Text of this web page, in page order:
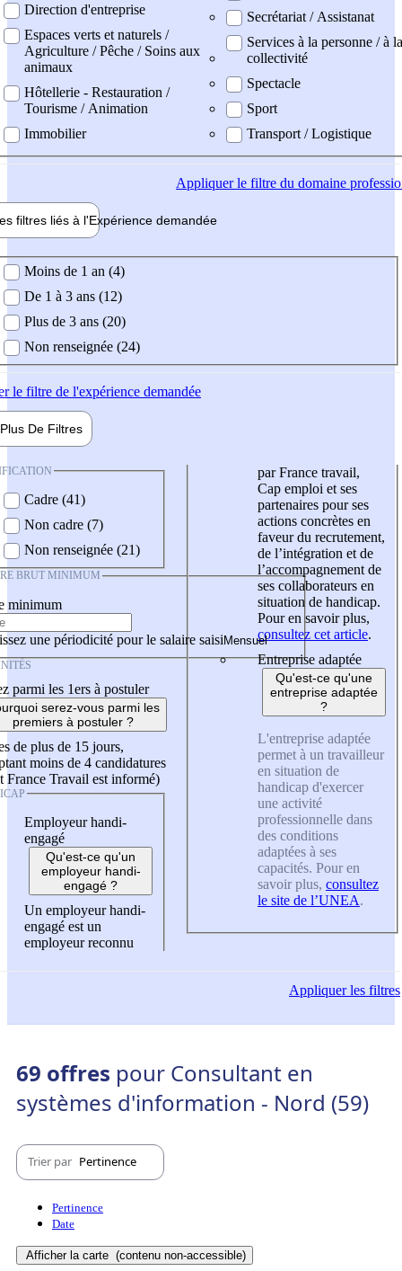
Direction d'entreprise
Espaces verts et naturels /
Agriculture / Pêche / Soins aux
animaux
Hôtellerie - Restauration /
Tourisme / Animation
Immobilier
Secrétariat / Assistanat
Services à la personne / à la
collectivité
Spectacle
Sport
Transport / Logistique
Appliquerle filtre du domaine
filtres liés à l'Expérience demandée
demandée
Moins de 1 an (4)
De 1 à 3 ans (12)
Plus de 3 ans (20)
Non renseignée (24)
le filtre de l'expérience demandée
Plus De Filtres
Cadre (41)
Non cadre (7)
Non renseignée (21)
BRUT MINIMUM
minimum
une périodicité pour le salaire saisi
parmi les 1ers à postuler
serez-vous parmi les
premiers à postuler ?
de plus de 15 jours,
moins de 4 candidatures
France Travail est informé)
Employeur handi-
engagé
Qu'est-ce qu'un
employeur handi-
engagé ?
Un employeur handi-
engagé est un
employeur reconnu
par France travail,
Cap emploi et ses
partenaires pour ses
actions concrètes en
faveur du recrutement,
de l’intégration et de
l’accompagnement de
ses collaborateurs en
situation de handicap.
Pour en savoir plus,
consultez cet article.
Entreprise adaptée
Qu'est-ce qu'une
entreprise adaptée
?
L'entreprise adaptée
permet à un travailleur
en situation de
handicap d'exercer
une activité
professionnelle dans
des conditions
adaptées à ses
capacités. Pour en
savoir plus, consultez
le site de l’UNEA.
Appliquerles filtres
69 offres pour Consultant en
systèmes d'information - Nord (59)
Trier par Pertinence
Pertinence
Date
Afficher la carte (contenu non-accessible)